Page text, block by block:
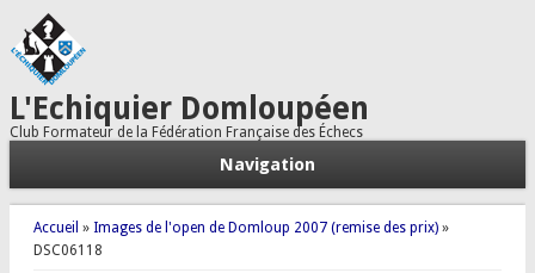
L'Echiquier Domloupéen
Club Formateur de la Fédération Française des Échecs
Navigation
Vous êtes ici
Accueil » Images de l'open de Domloup 2007 (remise des prix)»
DSC06118